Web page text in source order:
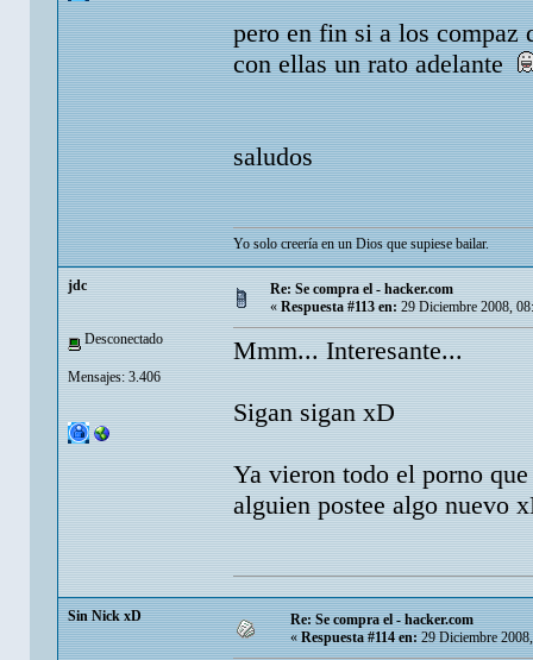
pero en fin si a los compaz
con ellas un rato adelante
saludos
Yo solo creería en un Dios que supiese bailar.
jdc
Desconectado
Mensajes: 3.406
Re: Se compra el - hacker.com
« Respuesta #113 en: 29 Diciembre 2008,
Mmm... Interesante...
Sigan sigan xD
Ya vieron todo el porno
alguien postee algo nuevo
Sin Nick xD
Re: Se compra el - hacker.com
«Respuesta #114 en:29 Diciembre